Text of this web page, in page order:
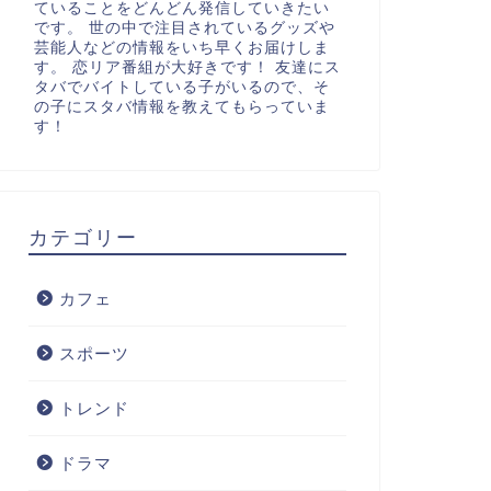
ていることをどんどん発信していきたい
です。 世の中で注目されているグッズや
芸能人などの情報をいち早くお届けしま
す。 恋リア番組が大好きです！ 友達にス
タバでバイトしている子がいるので、そ
の子にスタバ情報を教えてもらっていま
す！
カテゴリー
カフェ
スポーツ
トレンド
ドラマ